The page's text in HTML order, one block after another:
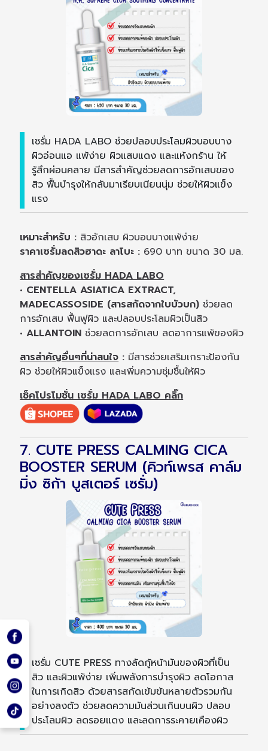
เซรั่ม HADA LABO ช่วยปลอบประโลมผิวบอบบาง
ผิวอ่อนแอ แพ้ง่าย ผิวแสบแดง และแห้งกร้าน ให้
รู้สึกผ่อนคลาย มีสารสำคัญช่วยลดการอักเสบของ
สิว ฟื้นบำรุงให้กลับมาเรียบเนียนนุ่ม ช่วยให้ผิวแข็ง
แรง
เหมาะสำหรับ : สิวอักเสบ ผิวบอบบางแพ้ง่าย
ราคาเซรั่มลดสิวฮาดะ ลาโบะ : 690 บาท ขนาด 30 มล.
สารสำคัญของเซรั่ม HADA LABO
• CENTELLA ASIATICA EXTRACT,
MADECASSOSIDE (สารสกัดจากใบบัวบก) ช่วยลด
การอักเสบ ฟื้นฟูผิว และปลอบประโลมผิวเป็นสิว
• ALLANTOIN ช่วยลดการอักเสบ ลดอาการแพ้ของผิว
สารสำคัญอื่นๆที่น่าสนใจ : มีสารช่วยเสริมเกราะป้องกัน
ผิว ช่วยให้ผิวแข็งแรง และเพิ่มความชุ่มชื้นให้ผิว
เช็คโปรโมชั่น เซรั่ม HADA LABO คลิ๊ก
7. CUTE PRESS CALMING CICA
BOOSTER SERUM (คิวท์เพรส คาล์ม
มิ่ง ซิก้า บูสเตอร์ เซรั่ม)
เซรั่ม CUTE PRESS ทางลัดกู้หน้ามันของผิวที่เป็น
สิว และผิวแพ้ง่าย เพิ่มพลังการบำรุงผิว ลดโอกาส
ในการเกิดสิว ด้วยสารสกัดเข้มข้นหลายตัวรวมกัน
อย่างลงตัว ช่วยลดความมันส่วนเกินบนผิว ปลอบ
ประโลมผิว ลดรอยแดง และลดการระคายเคืองผิว